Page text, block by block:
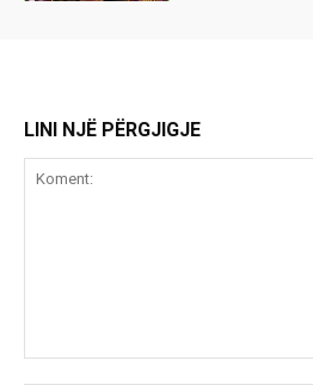
LINI NJË PËRGJIGJE